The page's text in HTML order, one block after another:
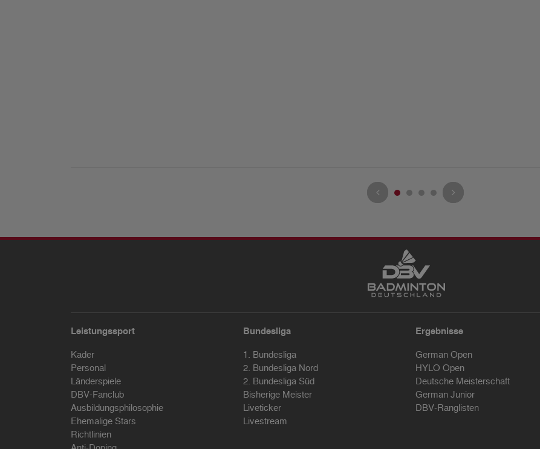
Leistungssport
Kader
Personal
Länderspiele
DBV-Fanclub
Ausbildungsphilosophie
Ehemalige Stars
Richtlinien
Bundesliga
1. Bundesliga
2. Bundesliga Nord
2. Bundesliga Süd
Bisherige Meister
Liveticker
Livestream
Ergebnisse
German Open
HYLO Open
Deutsche Meisterschaft
German Junior
DBV-Ranglisten